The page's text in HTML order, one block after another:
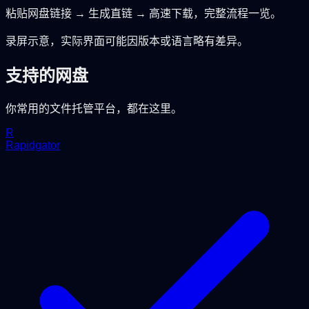
粘贴网盘链接 → 生成直链 → 高速下载，完整流程一览。
录屏示意，实际界面可能因版本或语言略有差异。
支持的网盘
你常用的文件托管平台，都在这里。
R
Rapidgator